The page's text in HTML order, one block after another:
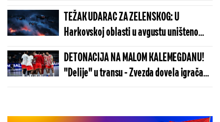
TEŽAK UDARAC ZA ZELENSKOG: U
Harkovskoj oblasti u avgustu uništeno
više od 100 „baba jaga“
DETONACIJA NA MALOM KALEMEGDANU!
"Delije" u transu - Zvezda dovela igrača
Real Madrida!